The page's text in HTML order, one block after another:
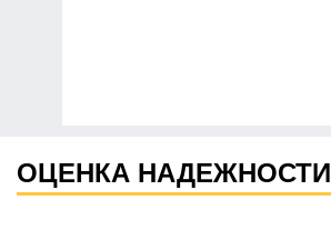
ОЦЕНКА НАДЕЖНОСТИ